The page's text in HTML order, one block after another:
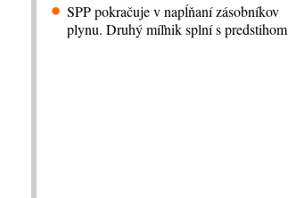
SPP pokračuje v napĺňaní zásobníkov
plynu. Druhý míľnik splní s predstihom